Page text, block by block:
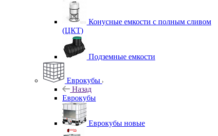
Конусные емкости с полным сливом
(ЦКТ)
Подземные емкости
Еврокубы
Назад
Еврокубы
Еврокубы новые